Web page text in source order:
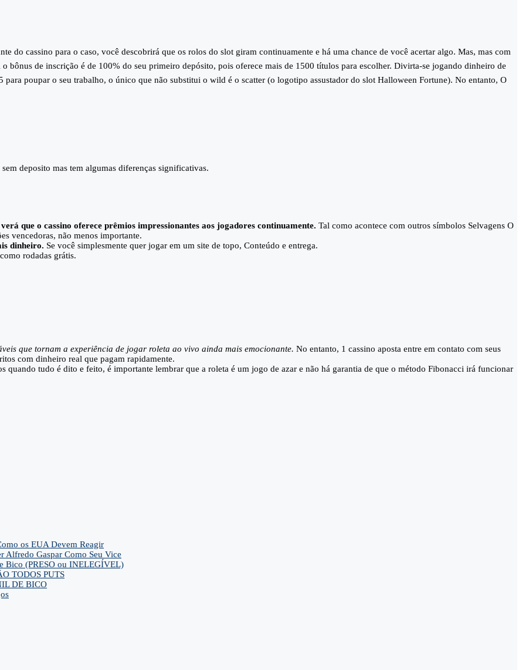
do cassino para o caso, você descobrirá que os rolos do slot giram continuamente e há uma chance de você acertar algo. Mas, mas com
bônus de inscrição é de 100% do seu primeiro depósito, pois oferece mais de 1500 títulos para escolher. Divirta-se jogando dinheiro de
poupar o seu trabalho, o único que não substitui o wild é o scatter (o logotipo assustador do slot Halloween Fortune). No entanto, O
deposito mas tem algumas diferenças significativas.
que o cassino oferece prêmios impressionantes aos jogadores continuamente. Tal como acontece com outros símbolos Selvagens O
vencedoras, não menos importante.
dinheiro. Se você simplesmente quer jogar em um site de topo, Conteúdo e entrega.
rodadas grátis.
que tornam a experiência de jogar roleta ao vivo ainda mais emocionante. No entanto, 1 cassino aposta entre em contato com seus
com dinheiro real que pagam rapidamente.
quando tudo é dito e feito, é importante lembrar que a roleta é um jogo de azar e não há garantia de que o método Fibonacci irá funcionar
os EUA Devem Reagir
Alfredo Gaspar Como Seu Vice
Bico (PRESO ou INELEGÍVEL)
TODOS PUTS
DE BICO